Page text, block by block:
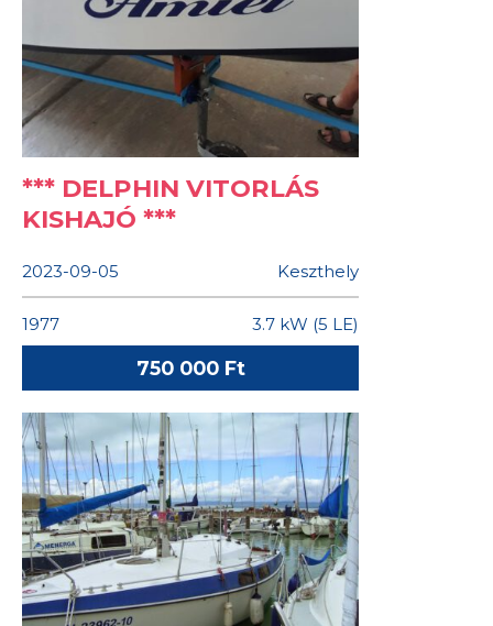
*** DELPHIN VITORLÁS
KISHAJÓ ***
2023-09-05 Keszthely
1977 3.7 kW (5 LE)
750 000 Ft